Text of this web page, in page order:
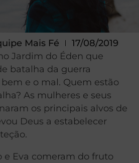
Mais Fé
17/08/2019
Jardim do Éden que
batalha da guerra
e o mal. Quem estão
As mulheres e seus
os principais alvos de
Deus a estabelecer
e Eva comeram do fruto